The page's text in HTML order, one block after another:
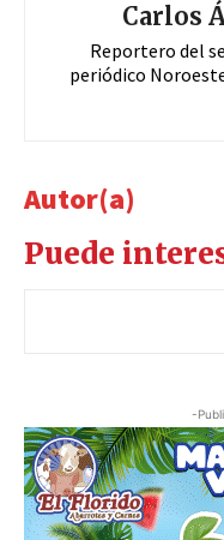
Carlos
Reportero del
periódico
Autor(a)
Puede
-